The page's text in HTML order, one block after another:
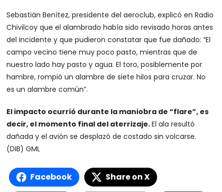
Sebastián Benítez, presidente del aeroclub, explicó en Radio
Chivilcoy que el alambrado había sido revisado horas antes
del incidente y que pudieron constatar que fue dañado: “El
campo vecino tiene muy poco pasto, mientras que de
nuestro lado hay pasto y agua. El toro, posiblemente por
hambre, rompió un alambre de siete hilos para cruzar. No
es un alambre común”.
El impacto ocurrió durante la maniobra de “flare”, es
decir, el momento final del aterrizaje.El ala resultó
dañada y el avión se desplazó de costado sin volcarse.
(DIB) GML
Facebook Share on X